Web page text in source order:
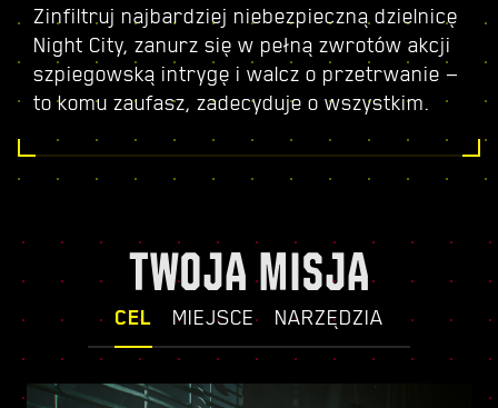
Zinfiltruj najbardziej niebezpieczną dzielnicę
Night City, zanurz się w pełną zwrotów akcji
szpiegowską intrygę i walcz o przetrwanie —
to komu zaufasz, zadecyduje o wszystkim.
TWOJA MISJA
CEL MIEJSCE NARZĘDZIA